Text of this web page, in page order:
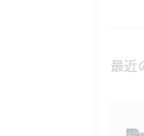
最近